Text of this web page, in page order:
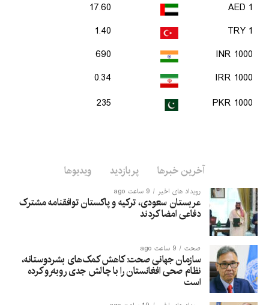
1 AED
17.60
1 TRY
1.40
1000 INR
690
1000 IRR
0.34
1000 PKR
235
آخرین خبرها پربازدید ویدیوها
رویداد های اخیر 9 ساعت ago
عربستان سعودی، ترکیه و پاکستان توافقنامه مشترک
دفاعی امضا کردند
صحت 9 ساعت ago
سازمان جهانی صحت: کاهش کمک‌های بشردوستانه،
نظام صحی افغانستان را با چالش جدی روبه‌رو کرده
است